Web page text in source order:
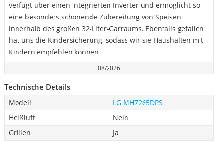
verfügt über einen integrierten Inverter und ermöglicht so
eine besonders schonende Zubereitung von Speisen
innerhalb des großen 32-Liter-Garraums. Ebenfalls gefallen
hat uns die Kindersicherung, sodass wir sie Haushalten mit
Kindern empfehlen können.
08/2026
Technische Details
Modell
LG MH7265DPS
Heißluft
Nein
Grillen
Ja